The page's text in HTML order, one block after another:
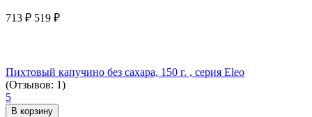
713 ₽ 519 ₽
Пихтовый капучино без сахара, 150 г. , серия Eleo
(Отзывов: 1)
5
В корзину